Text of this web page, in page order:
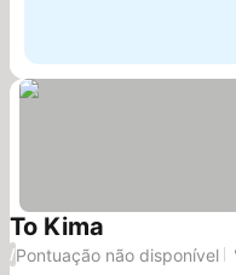
To Kima
/Pontuação não disponível